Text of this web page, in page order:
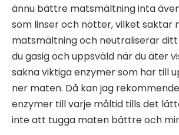
ännu bättre matsmältning inta
som linser och nötter, vilket saktar
matsmältning och neutraliserar
du gasig och uppsväld när du äter
sakna viktiga enzymer som har till
ner maten. Då kan jag
enzymer till varje måltid tills det
inte att tugga maten bättre och